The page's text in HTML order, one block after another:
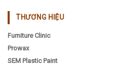
THƯƠNG HIỆU
Furniture Clinic
Prowax
SEM Plastic Paint